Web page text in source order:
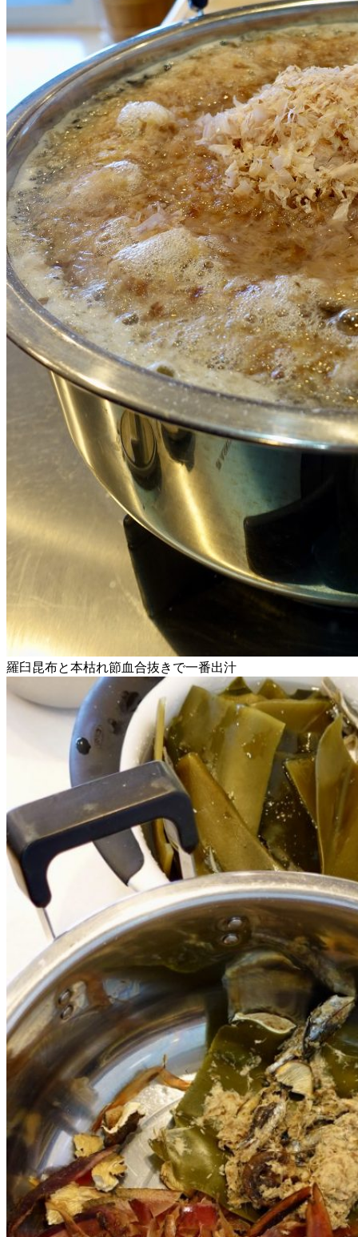
羅臼昆布と本枯れ節血合抜きで一番出汁